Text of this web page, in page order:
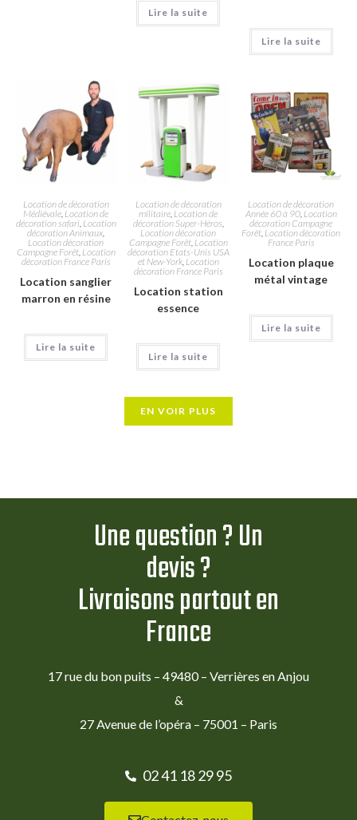
Lire la suite
Lire la suite
Location de décoration
Médiévale Location de
décoration safari, Location
décoration Animaux
Location décoration
Campagne Forêt, Location
décoration France Paris
Location sanglier
marron en résine
Lire la suite
Location de décoration
militaire Location de
décoration Super-Héros
Location décoration
Campagne Forêt, Location
décoration Etats-Unis USA
et New-York, Location
décoration France Paris
Location station
essence
Lire la suite
Location de décoration
Année 60 à 90, Location
décoration Campagne
Forêt Location décoration
France Paris
Location plaque
métal vintage
Lire la suite
EN VOIR PLUS
Une question ? Un
devis ?
Livraisons partout en
France
17 rue du bon puits – 49480 – Verrières en Anjou
&
27 Avenue de l’opéra – 75001 – Paris
02 41 18 29 95